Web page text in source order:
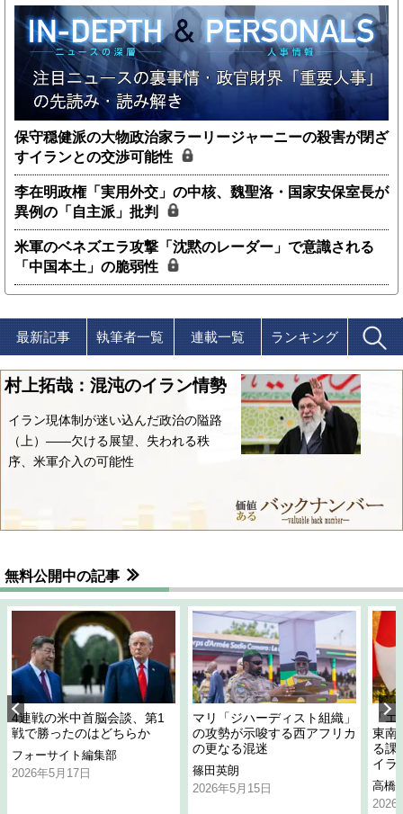
保守穏健派の大物政治家ラーリージャーニーの殺害が閉ざ
すイランとの交渉可能性
李在明政権「実用外交」の中核、魏聖洛・国家安保室長が
異例の「自主派」批判
米軍のベネズエラ攻撃「沈黙のレーダー」で意識される
「中国本土」の脆弱性
最新記事 執筆者一覧 連載一覧 ランキング
村上拓哉：混沌のイラン情勢
イラン現体制が迷い込んだ政治の隘路
（上）――欠ける展望、失われる秩
序、米軍介入の可能性
無料公開中の記事
4連戦の米中首脳会談、第1
戦で勝ったのはどちらか
フォーサイト編集部
2026年5月17日
マリ「ジハーディスト組織」
の攻勢が示唆する西アフリカ
の更なる混迷
篠田英朗
2026年5月15日
「
東南
る課
イラ
高橋
2026